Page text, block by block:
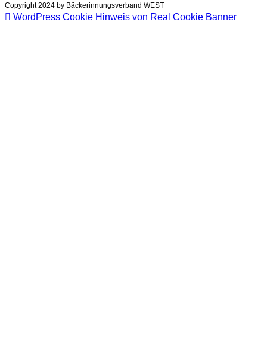
Copyright 2024 by Bäckerinnungsverband WEST
WordPress Cookie Hinweis von Real Cookie Banner